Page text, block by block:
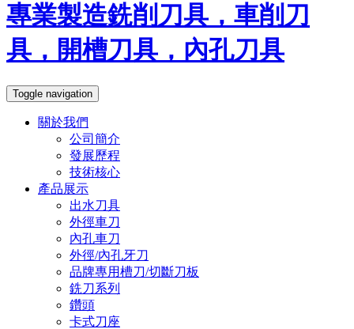
專業製造銑削刀具，車削刀
具，開槽刀具，內孔刀具
Toggle navigation
關於我們
公司簡介
發展歷程
技術核心
產品展示
出水刀具
外徑車刀
內孔車刀
外徑/內孔牙刀
品牌專用槽刀/切斷刀板
銑刀系列
鑽頭
卡式刀座